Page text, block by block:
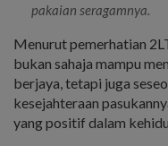
pakaian seragamnya.
Menurut pemerhatian
bukan sahaja mampu
berjaya, tetapi juga
kesejahteraan
yang positif dalam